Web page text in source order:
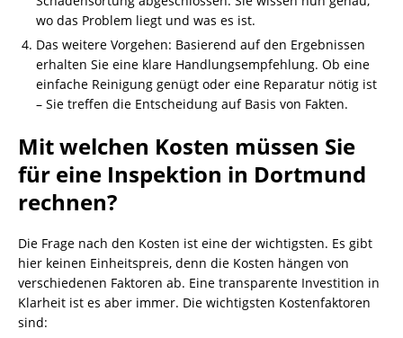
wo das Problem liegt und was es ist.
Das weitere Vorgehen: Basierend auf den Ergebnissen
erhalten Sie eine klare Handlungsempfehlung. Ob eine
einfache Reinigung genügt oder eine Reparatur nötig ist
– Sie treffen die Entscheidung auf Basis von Fakten.
Mit welchen Kosten müssen Sie
für eine Inspektion in Dortmund
rechnen?
Die Frage nach den Kosten ist eine der wichtigsten. Es gibt
hier keinen Einheitspreis, denn die Kosten hängen von
verschiedenen Faktoren ab. Eine transparente Investition in
Klarheit ist es aber immer. Die wichtigsten Kostenfaktoren
sind: